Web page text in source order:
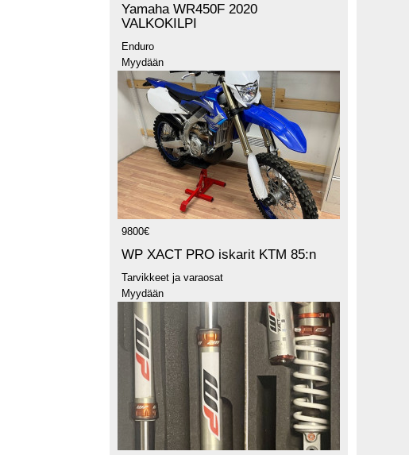
Yamaha WR450F 2020
VALKOKILPI
Enduro
Myydään
9800€
WP XACT PRO iskarit KTM 85:n
Tarvikkeet ja varaosat
Myydään